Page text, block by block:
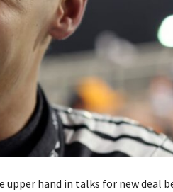
upper hand in talks for new deal